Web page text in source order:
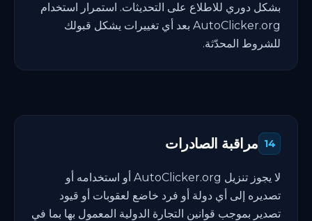
بشكل دوري للاطلاع على التحديثات. استمرار استخدام
AutoClicker.org بعد أي تغييرات يشكل قبولك
للشروط المحدّثة.
14 مراقبة الصادرات
لا يجوز تنزيل AutoClicker.org أو استخدامه أو
تصديره إلى أي دولة أو فرد خاضع لعقوبات أو قيود
تصدير بموجب قوانين التجارة الدولية المعمول بها بما في